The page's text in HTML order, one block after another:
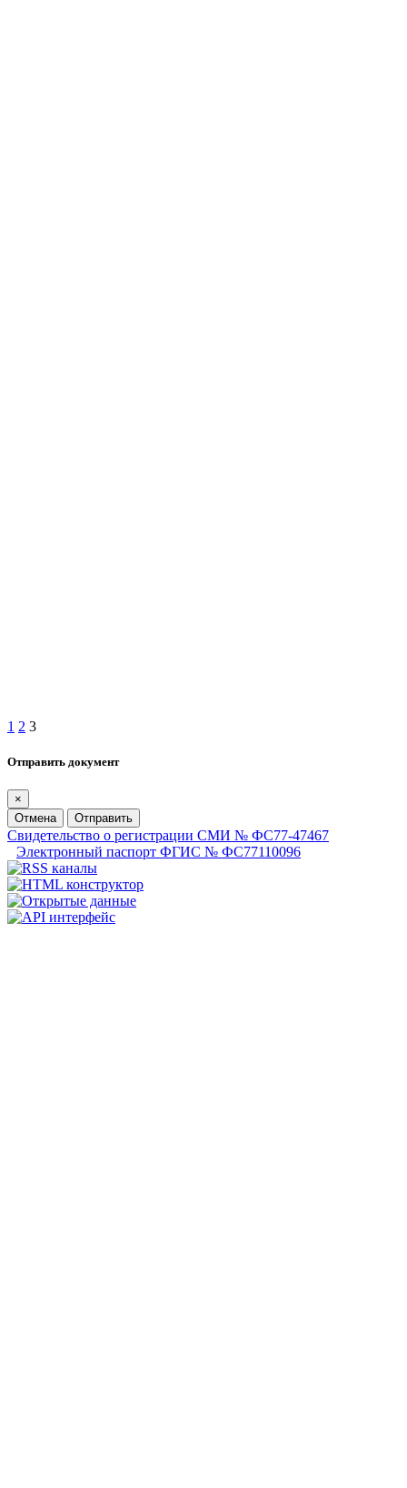
1 2 3
Отправить документ
×
Отмена
Отправить
Свидетельство о регистрации СМИ № ФС77-47467
Электронный паспорт ФГИС № ФС77110096